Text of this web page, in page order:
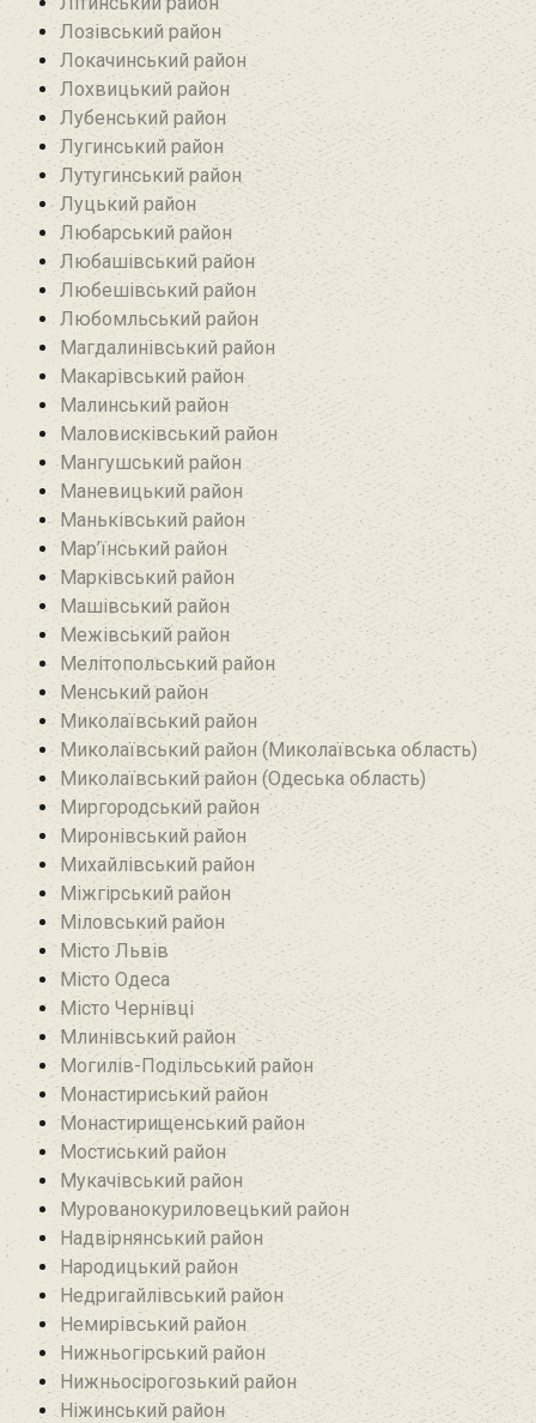
Лозівський район
Локачинський район
Лохвицький район
Лубенський район
Лугинський район‎
Лутугинський район
Луцький район
Любарський район‎
Любашівський район‎
Любешівський район
Любомльський район
Магдалинівський район
Макарівський район
Малинський район
Маловисківський район
Мангушський район
Маневицький район
Маньківський район‎
Мар’їнський район‎
Марківський район
Машівський район‎
Межівський район
Мелітопольський район
Менський район
Миколаївський район
Миколаївський район (Миколаївська область)
Миколаївський район (Одеська область)
Миргородський район
Миронівський район
Михайлівський район‎
Міжгірський район
Міловський район‎
Місто Львів
Місто Одеса
Місто Чернівці
Млинівський район‎
Могилів-Подільський район
Монастириський район
Монастирищенський район
Мостиський район
Мукачівський район
Мурованокуриловецький район
Надвірнянський район
Народицький район‎
Недригайлівський район‎
Немирівський район
Нижньогірський район
Нижньосірогозький район
Ніжинський район